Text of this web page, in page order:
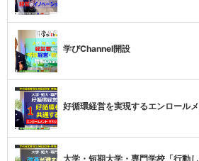
学びChannel開設
好循環経営を実現するエンロール
大学・短期大学・専門学校「行動